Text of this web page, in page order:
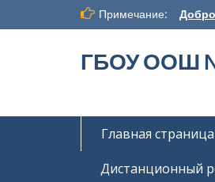
Примечание:
ГБОУ ООШ
Главная страница
Дистанционный